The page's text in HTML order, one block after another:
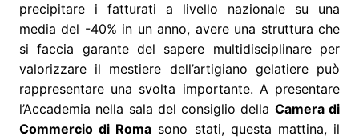
precipitare i fatturati a livello nazionale su una
media del -40% in un anno, avere una struttura che
si faccia garante del sapere multidisciplinare per
valorizzare il mestiere dell’artigiano gelatiere può
rappresentare una svolta importante. A presentare
l’Accademia nella sala del consiglio della Camera di
Commercio di Roma sono stati, questa mattina, il